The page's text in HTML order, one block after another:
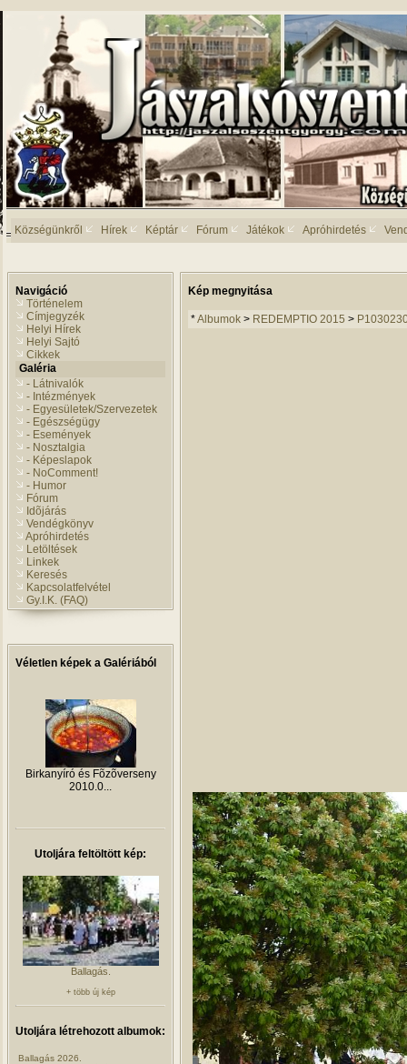
Községünkről Hírek Képtár Fórum Játékok Apróhirdetés
Navigáció
Történelem
Címjegyzék
Helyi Hírek
Helyi Sajtó
Cikkek
Galéria
- Látnivalók
- Intézmények
- Egyesületek/Szervezetek
- Egészségügy
- Események
- Nosztalgia
- Képeslapok
- NoComment!
- Humor
Fórum
Idõjárás
Vendégkönyv
Apróhirdetés
Letöltések
Linkek
Keresés
Kapcsolatfelvétel
Gy.I.K. (FAQ)
Véletlen képek a Galériából
Birkanyíró és Fõzõverseny
2010.0...
Utoljára feltöltött kép:
Ballagás.
+ több új kép
Utoljára létrehozott albumok:
Ballagás 2026.
Kép megnyitása
*Albumok > REDEMPTIO 2015 >